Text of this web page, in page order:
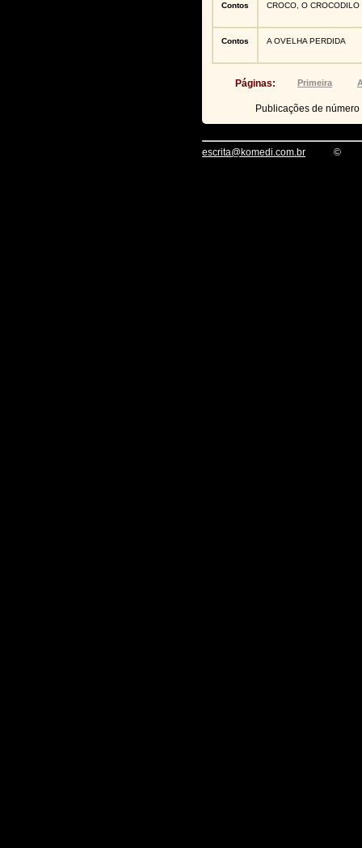
Contos CROCO, O CROCODILO
Contos A OVELHA PERDIDA
Páginas: Primeira
Publicações de número
escrita@komedi.com.br ©